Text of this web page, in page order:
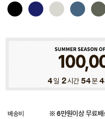
4일 2시간 54분
배송비 ※ 6만원이상 무료배